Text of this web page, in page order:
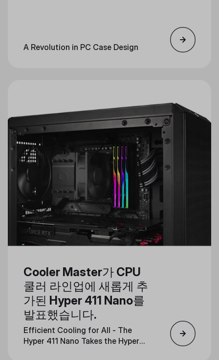
A Revolution in PC Case Design
Cooler Master가 CPU
쿨러 라인업에 새롭게 추
가된 Hyper 411 Nano를
발표했습니다.
Efficient Cooling for All - The
Hyper 411 Nano Takes the Hyper